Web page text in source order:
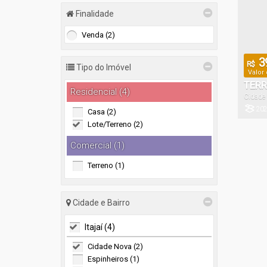
Finalidade
Venda (2)
Tipo do Imóvel
Residencial (4)
Casa (2)
Lote/Terreno (2)
Comercial (1)
Terreno (1)
Cidade e Bairro
Itajaí (4)
Cidade Nova (2)
Espinheiros (1)
R$
Valor
Cidade